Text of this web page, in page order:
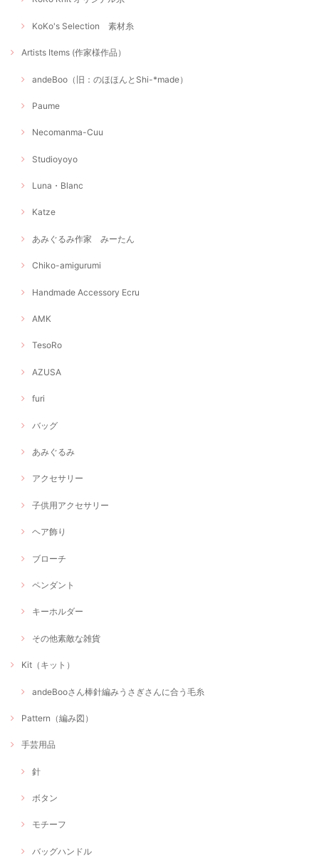
KoKo's Selection 素材糸
Artists Items (作家様作品）
andeBoo（旧：のほほんとShi-*made）
Paume
Necomanma-Cuu
Studioyoyo
Luna・Blanc
Katze
あみぐるみ作家 みーたん
Chiko-amigurumi
Handmade Accessory Ecru
AMK
TesoRo
AZUSA
furi
バッグ
あみぐるみ
アクセサリー
子供用アクセサリー
ヘア飾り
ブローチ
ペンダント
キーホルダー
その他素敵な雑貨
Kit（キット）
andeBooさん棒針編みうさぎさんに合う毛糸
Pattern（編み図）
手芸用品
針
ボタン
モチーフ
バッグハンドル